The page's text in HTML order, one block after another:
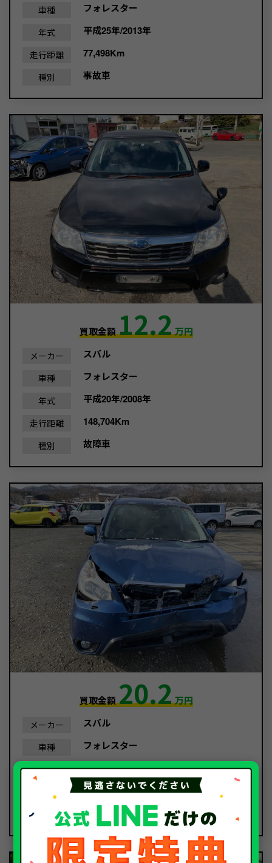
車種 フォレスター
年式 平成25年/2013年
走行距離 77,498Km
種別 事故車
買取金額12.2万円
メーカー スバル
車種 フォレスター
年式 平成20年/2008年
走行距離 148,704Km
種別 故障車
買取金額20.2万円
メーカー スバル
車種 フォレスター
年式 平成26年/2014年
45,675Km
種別 事故車